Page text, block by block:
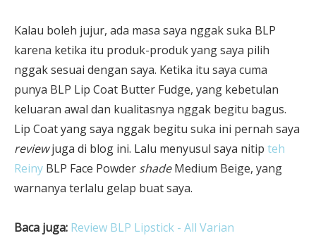
Kalau boleh jujur, ada masa saya nggak suka BLP
karena ketika itu produk-produk yang saya pilih
nggak sesuai dengan saya. Ketika itu saya cuma
punya BLP Lip Coat Butter Fudge, yang kebetulan
keluaran awal dan kualitasnya nggak begitu bagus.
Lip Coat yang saya nggak begitu suka ini pernah saya
reviewjuga di blog ini. Lalu menyusul saya nitip teh
Reiny BLP Face Powder shadeMedium Beige, yang
warnanya terlalu gelap buat saya.
Baca juga: Review BLP Lipstick - All Varian